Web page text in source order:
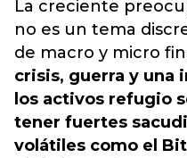
La creciente
no es un tema
de macro y micro
crisis, guerra y una
los activos refugio
tener fuertes
volátiles como el